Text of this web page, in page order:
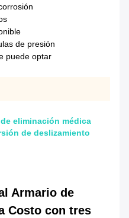
de presión
puede optar
eliminación médica
de deslizamiento
Armario de
Costo con tres